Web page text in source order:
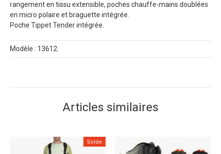
rangement en tissu extensible, poches chauffe-mains doublées
en micro polaire et braguette intégrée.
Poche Tippet Tender intégrée.
Modèle : 13612.
Articles similaires
Solde